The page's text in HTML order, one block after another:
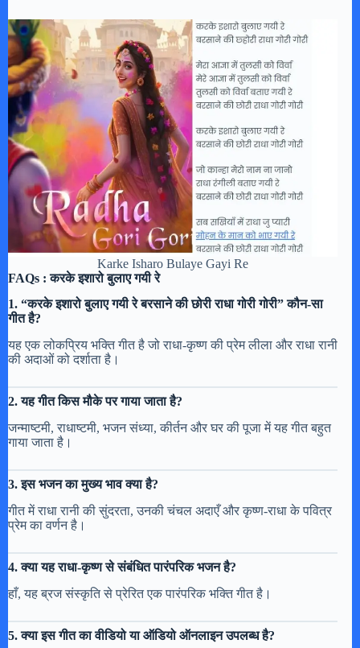
Karke Isharo Bulaye Gayi Re
FAQs :करके इशारो बुलाए गयी रे
1. “करके इशारो बुलाए गयी रे बरसाने की छोरी राधा गोरी गोरी” कौन-सा
गीत है?
यह एक लोकप्रिय भक्ति गीत है जो राधा-कृष्ण की प्रेम लीला और राधा रानी
की अदाओं को दर्शाता है।
2. यह गीत किस मौके पर गाया जाता है?
जन्माष्टमी, राधाष्टमी, भजन संध्या, कीर्तन और घर की पूजा में यह गीत बहुत
गाया जाता है।
3. इस भजन का मुख्य भाव क्या है?
गीत में राधा रानी की सुंदरता, उनकी चंचल अदाएँ और कृष्ण-राधा के पवित्र
प्रेम का वर्णन है।
4. क्या यह राधा-कृष्ण से संबंधित पारंपरिक भजन है?
हाँ, यह ब्रज संस्कृति से प्रेरित एक पारंपरिक भक्ति गीत है।
5. क्या इस गीत का वीडियो या ऑडियो ऑनलाइन उपलब्ध है?